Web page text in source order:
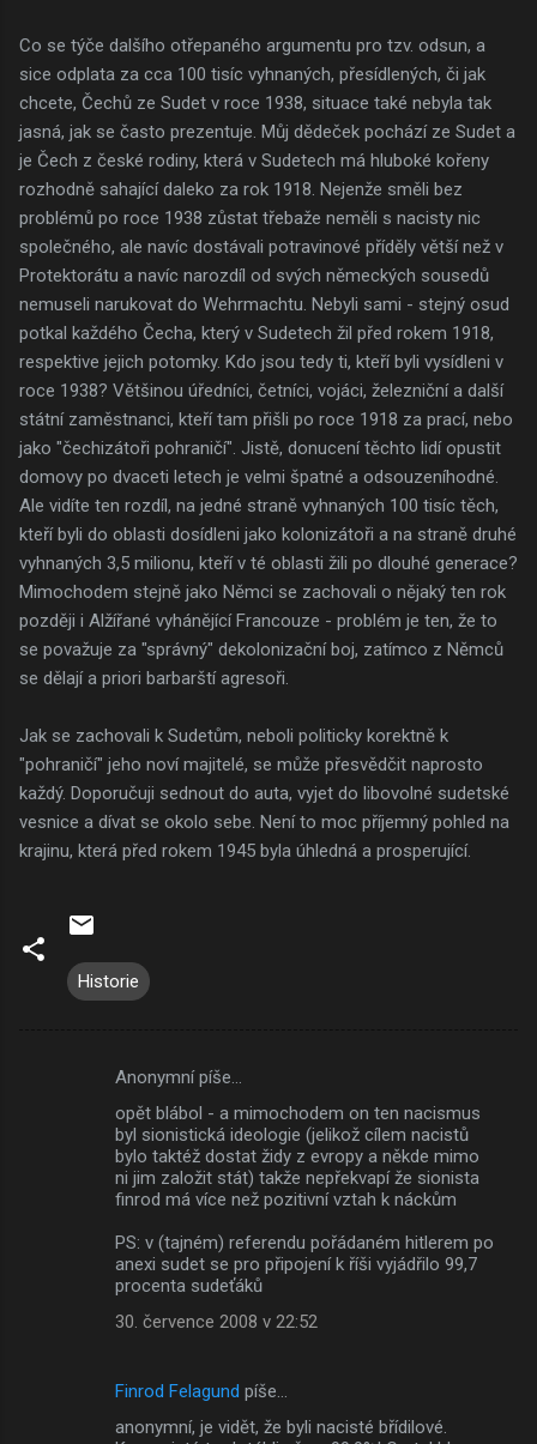
Co se týče dalšího otřepaného argumentu pro tzv. odsun, a
sice odplata za cca 100 tisíc vyhnaných, přesídlených, či jak
chcete, Čechů ze Sudet v roce 1938, situace také nebyla tak
jasná, jak se často prezentuje. Můj dědeček pochází ze Sudet a
je Čech z české rodiny, která v Sudetech má hluboké kořeny
rozhodně sahající daleko za rok 1918. Nejenže směli bez
problémů po roce 1938 zůstat třebaže neměli s nacisty nic
společného, ale navíc dostávali potravinové příděly větší než v
Protektorátu a navíc narozdíl od svých německých sousedů
nemuseli narukovat do Wehrmachtu. Nebyli sami - stejný osud
potkal každého Čecha, který v Sudetech žil před rokem 1918,
respektive jejich potomky. Kdo jsou tedy ti, kteří byli vysídleni v
roce 1938? Většinou úředníci, četníci, vojáci, železniční a další
státní zaměstnanci, kteří tam přišli po roce 1918 za prací, nebo
jako "čechizátoři pohraničí". Jistě, donucení těchto lidí opustit
domovy po dvaceti letech je velmi špatné a odsouzeníhodné.
Ale vidíte ten rozdíl, na jedné straně vyhnaných 100 tisíc těch,
kteří byli do oblasti dosídleni jako kolonizátoři a na straně druhé
vyhnaných 3,5 milionu, kteří v té oblasti žili po dlouhé generace?
Mimochodem stejně jako Němci se zachovali o nějaký ten rok
později i Alžířané vyhánějící Francouze - problém je ten, že to
se považuje za "správný" dekolonizační boj, zatímco z Němců
se dělají a priori barbarští agresoři.
Jak se zachovali k Sudetům, neboli politicky korektně k
"pohraničí" jeho noví majitelé, se může přesvědčit naprosto
každý. Doporučuji sednout do auta, vyjet do libovolné sudetské
vesnice a dívat se okolo sebe. Není to moc příjemný pohled na
krajinu, která před rokem 1945 byla úhledná a prosperující.
Historie
Anonymní píše…
opět blábol - a mimochodem on ten nacismus
byl sionistická ideologie (jelikož cílem nacistů
bylo taktéž dostat židy z evropy a někde mimo
ni jim založit stát) takže nepřekvapí že sionista
finrod má více než pozitivní vztah k náckům
PS: v (tajném) referendu pořádaném hitlerem po
anexi sudet se pro připojení k říši vyjádřilo 99,7
procenta sudeťáků
30. července 2008 v 22:52
Finrod Felagund píše…
anonymní, je vidět, že byli nacisté břídilové.